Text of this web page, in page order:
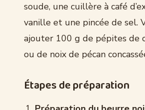
soude, une cuillère à café
vanille et une pincée de sel.
ajouter 100 g de pépites de
ou de noix de pécan
Étapes de préparation